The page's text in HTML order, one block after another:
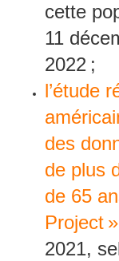
cette
11
2022 ;
l’étude
des
de plus
de 65
Project »
2021,